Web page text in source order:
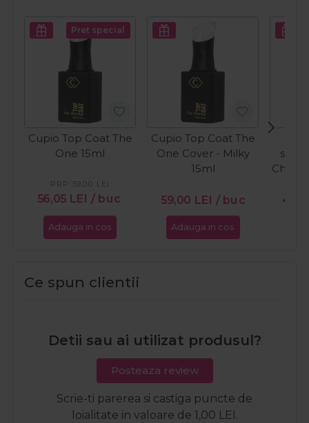
Pret special
Cupio Top Coat The
One 15ml
56,05 LEI / buc
PRP: 59,00 LEI
Adauga in cos
Cupio Top Coat The
One Cover - Milky
15ml
59,00 LEI / buc
Adauga in cos
Ce spun clientii
Detii sau ai utilizat produsul?
Posteaza review
Scrie-ti parerea si castiga puncte de
loialitate in valoare de 1,00 LEI.